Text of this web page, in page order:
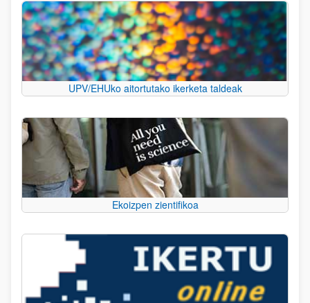
UPV/EHUko aitortutako ikerketa taldeak
Ekoizpen zientifikoa